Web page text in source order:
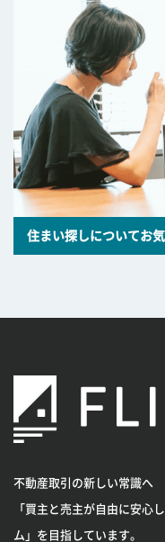
住まい探しについてお
不動産取引の新しい常識へ
「買主と売主が自由に安心
ム」を目指しています。